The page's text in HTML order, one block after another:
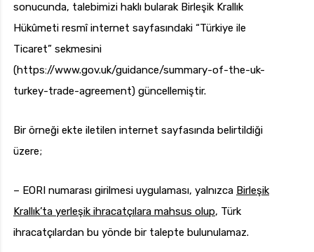
sonucunda, talebimizi haklı bularak Birleşik Krallık
Hükûmeti resmî internet sayfasındaki “Türkiye ile
Ticaret” sekmesini
(https://www.gov.uk/guidance/summary-of-the-uk-
turkey-trade-agreement) güncellemiştir.
Bir örneği ekte iletilen internet sayfasında belirtildiği
üzere;
– EORI numarası girilmesi uygulaması, yalnızca Birleşik
Krallık’ta yerleşik ihracatçılara mahsus olup, Türk
ihracatçılardan bu yönde bir talepte bulunulamaz.